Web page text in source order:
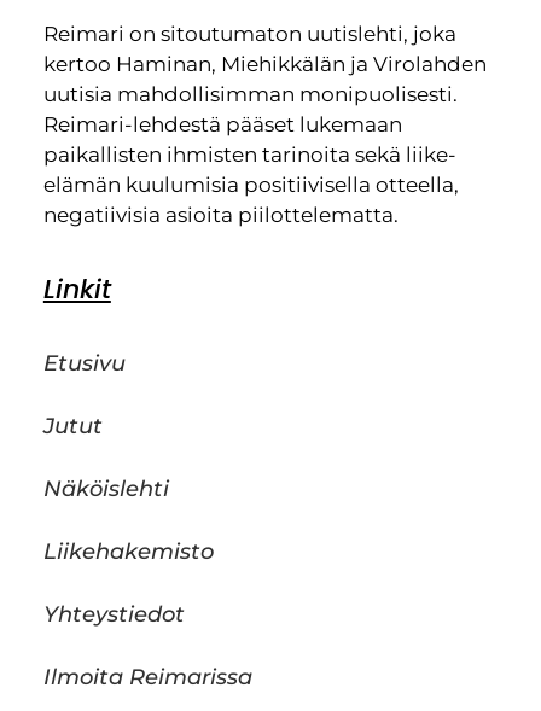
Reimari on sitoutumaton uutislehti, joka
kertoo Haminan, Miehikkälän ja Virolahden
uutisia mahdollisimman monipuolisesti.
Reimari-lehdestä pääset lukemaan
paikallisten ihmisten tarinoita sekä liike-
elämän kuulumisia positiivisella otteella,
negatiivisia asioita piilottelematta.
Linkit
Etusivu
Jutut
Näköislehti
Liikehakemisto
Yhteystiedot
Ilmoita Reimarissa